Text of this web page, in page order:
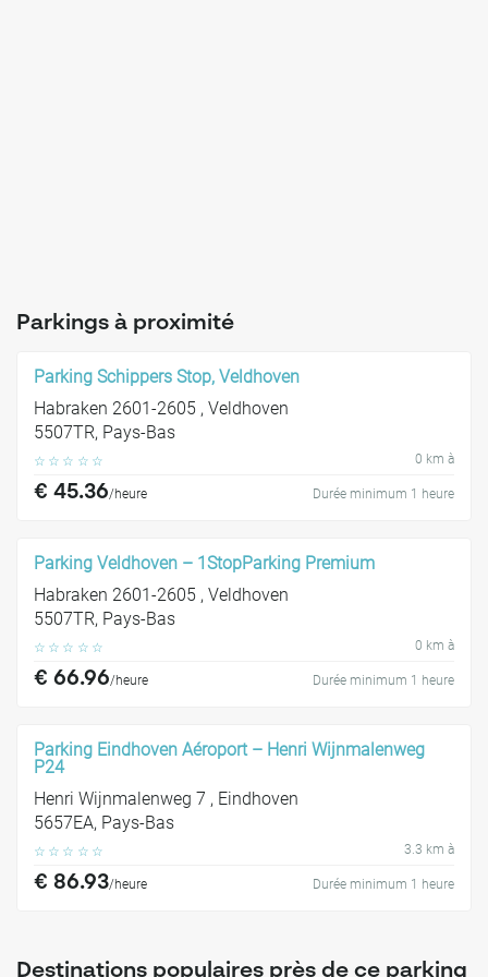
Parkings à proximité
Parking Schippers Stop, Veldhoven
Habraken 2601-2605 , Veldhoven
5507TR, Pays-Bas
☆ ☆ ☆ ☆ ☆ 0 km à
€ 45.36/heure Durée minimum 1 heure
Parking Veldhoven – 1StopParking Premium
Habraken 2601-2605 , Veldhoven
5507TR, Pays-Bas
☆ ☆ ☆ ☆ ☆ 0 km à
€ 66.96/heure Durée minimum 1 heure
Parking Eindhoven Aéroport – Henri Wijnmalenweg
P24
Henri Wijnmalenweg 7 , Eindhoven
5657EA, Pays-Bas
☆ ☆ ☆ ☆ ☆ 3.3 km à
€ 86.93/heure Durée minimum 1 heure
Destinations populaires près de ce parking